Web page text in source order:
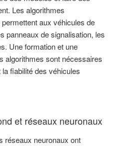
Les algorithmes
aux véhicules de
panneaux de signalisation, les
Une formation et une
algorithmes sont nécessaires
fiabilité des véhicules
et réseaux neuronaux
réseaux neuronaux ont